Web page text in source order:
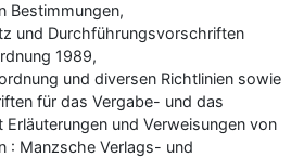
Bestimmungen,
und Durchführungsvorschriften
1989,
und diversen Richtlinien sowie
für das Vergabe- und das
und Verweisungen von
: Manzsche Verlags- und